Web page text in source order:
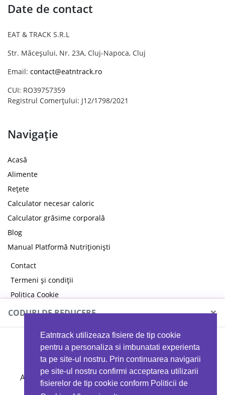
Eatntrack utilizeaza fisiere de tip cookie
pentru a personaliza si imbunatati experienta
ta pe site-ul nostru. Prin continuarea navigarii
pe site-ul nostru confirmi acceptarea utilizarii
fisierelor de tip cookie conform Politicii de
Date de contact
EAT & TRACK S.R.L
Str. Măceșului, Nr. 23A, Cluj-Napoca, Cluj
Email: contact@eatntrack.ro
CUI: RO39757359
Registrul Comerțului: J12/1798/2021
Navigație
Acasă
Alimente
Rețete
Calculator necesar caloric
Calculator grăsime corporală
Blog
Manual Platformă Nutriționiști
Contact
Termeni și condiții
Politica Cookie
Politica de confidențialitate
CODURI DE REDUCERE ×
MYPROTEIN
Ai 40%reducere la orice comandă folosind codul
EATTRACK